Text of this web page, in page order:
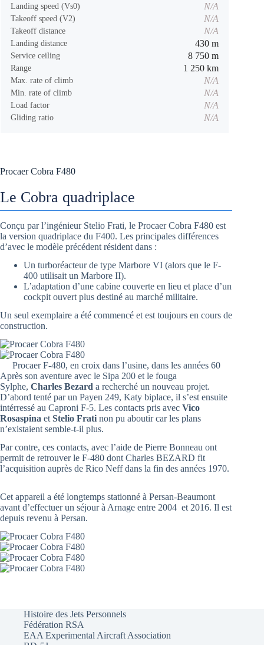
Procaer Cobra F480
Le Cobra quadriplace
Conçu par l’ingénieur Stelio Frati, le Procaer Cobra F480 est
la version quadriplace du F400. Les principales différences
d’avec le modèle précédent résident dans :
Un turboréacteur de type Marbore VI (alors que le F-
400 utilisait un Marbore II).
L’adaptation d’une cabine couverte en lieu et place d’un
cockpit ouvert plus destiné au marché militaire.
Un seul exemplaire a été commencé et est toujours en cours de
construction.
Procaer F-480, en croix dans l’usine, dans les années 60
Après son aventure avec le Sipa 200 et le fouga
Sylphe, Charles Bezard a recherché un nouveau projet.
D’abord tenté par un Payen 249, Katy biplace, il s’est ensuite
intérressé au Caproni F-5. Les contacts pris avec Vico
Rosaspina et Stelio Frati non pu aboutir car les plans
n’existaient semble-t-il plus.
Par contre, ces contacts, avec l’aide de Pierre Bonneau ont
permit de retrouver le F-480 dont Charles BEZARD fit
l’acquisition auprès de Rico Neff dans la fin des années 1970.
Cet appareil a été longtemps stationné à Persan-Beaumont
avant d’effectuer un séjour à Arnage entre 2004 et 2016. Il est
depuis revenu à Persan.
Landing speed (Vs0) N/A
Takeoff speed (V2) N/A
Takeoff distance N/A
Landing distance 430 m
Service ceiling 8 750 m
Range 1 250 km
Max. rate of climb N/A
Min. rate of climb N/A
Load factor N/A
Gliding ratio N/A
Histoire des Jets Personnels
Fédération RSA
EAA Experimental Aircraft Association